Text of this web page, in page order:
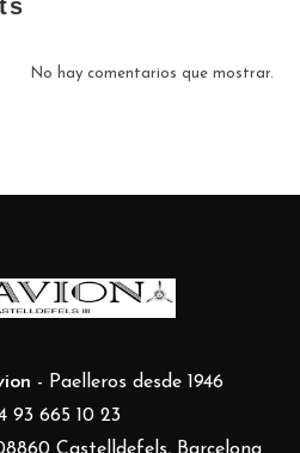
No hay comentarios que mostrar.
- Paelleros desde 1946
93 665 10 23